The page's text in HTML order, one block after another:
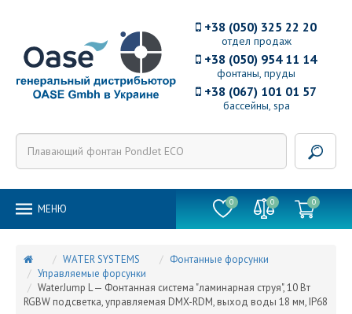
отдел продаж
+38 (050) 325 22 20
фонтаны, пруды
+38 (050) 954 11 14
бассейны, spa
+38 (067) 101 01 57
MEНЮ
0 0 0
WATER SYSTEMS
Фонтанные форсунки
Управляемые форсунки
WaterJump L — Фонтанная система "ламинарная струя", 10 Вт
RGBW подсветка, управляемая DMX-RDM, выход воды 18 мм, IP68